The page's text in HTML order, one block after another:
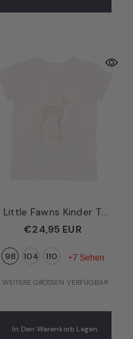
Little Fawns Kinder T-
Shirt Rosa – Kleine
Baumwolle GOTS |
€24,95 EUR
98 104 110 +7 Sehen
WEITERE GRÖSSEN VERFÜGBAR
In Den Warenkorb Legen